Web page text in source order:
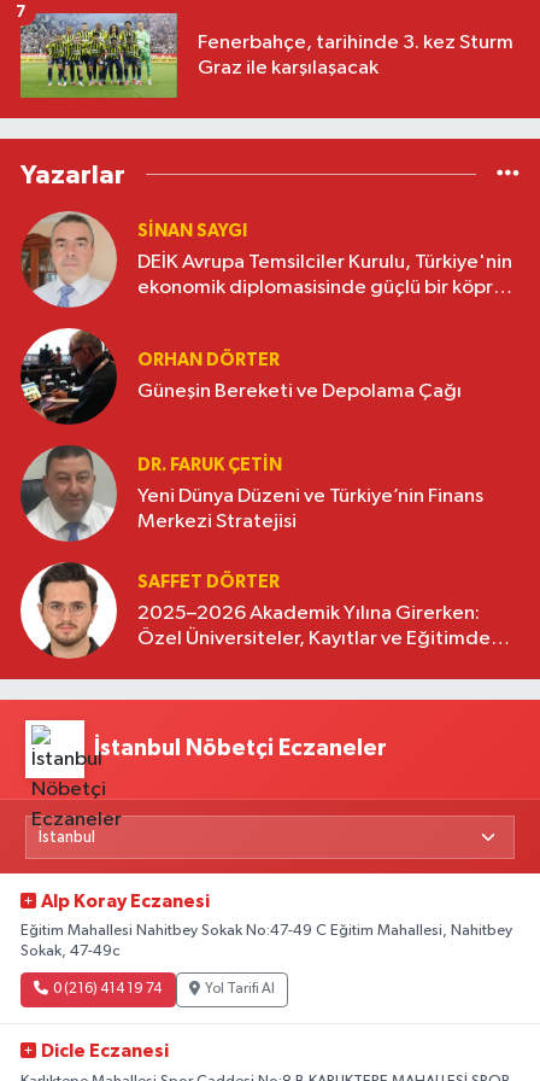
Fenerbahçe, tarihinde 3. kez Sturm
Graz ile karşılaşacak
7
Yazarlar
SINAN SAYGI
DEİK Avrupa Temsilciler Kurulu, Türkiye'nin
ekonomik diplomasisinde güçlü bir köprü
ORHAN DÖRTER
Güneşin Bereketi ve Depolama Çağı
DR. FARUK ÇETİN
Yeni Dünya Düzeni ve Türkiye’nin Finans
Merkezi Stratejisi
SAFFET DÖRTER
2025–2026 Akademik Yılına Girerken:
Özel Üniversiteler, Kayıtlar ve Eğitimde
İstanbul Nöbetçi Eczaneler
Alp Koray Eczanesi
Eğitim Mahallesi Nahitbey Sokak No:47-49 C Eğitim Mahallesi, Nahitbey
Sokak, 47-49c
0 (216) 414 19 74 Yol Tarifi Al
Dicle Eczanesi